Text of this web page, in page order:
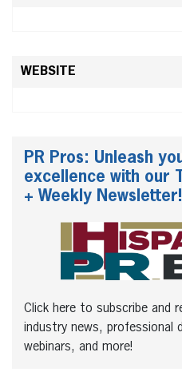
WEBSITE
PR Pros: Unleash
excellence with our
+ Weekly Newsletter!
Click here to subscribe and
industry news, professional
webinars, and more!